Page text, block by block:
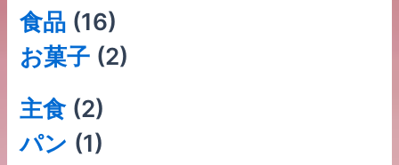
食品 (16)
お菓子 (2)
主食(2)
パン (1)